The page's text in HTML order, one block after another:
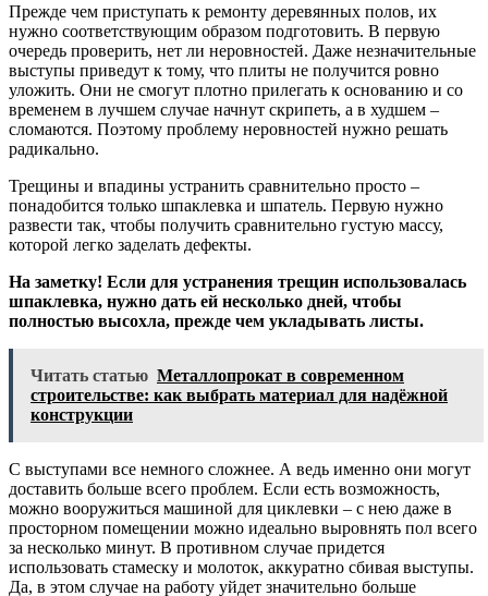
Прежде чем приступать к ремонту деревянных полов, их
нужно соответствующим образом подготовить. В первую
очередь проверить, нет ли неровностей. Даже незначительные
выступы приведут к тому, что плиты не получится ровно
уложить. Они не смогут плотно прилегать к основанию и со
временем в лучшем случае начнут скрипеть, а в худшем –
сломаются. Поэтому проблему неровностей нужно решать
радикально.
Трещины и впадины устранить сравнительно просто –
понадобится только шпаклевка и шпатель. Первую нужно
развести так, чтобы получить сравнительно густую массу,
которой легко заделать дефекты.
На заметку! Если для устранения трещин использовалась
шпаклевка, нужно дать ей несколько дней, чтобы
полностью высохла, прежде чем укладывать листы.
Читать статью Металлопрокат в современном
строительстве: как выбрать материал для надёжной
конструкции
С выступами все немного сложнее. А ведь именно они могут
доставить больше всего проблем. Если есть возможность,
можно вооружиться машиной для циклевки – с нею даже в
просторном помещении можно идеально выровнять пол всего
за несколько минут. В противном случае придется
использовать стамеску и молоток, аккуратно сбивая выступы.
Да, в этом случае на работу уйдет значительно больше